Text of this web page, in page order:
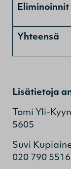
Eliminoinnit
Yhteensä
Lisätietoja
Tomi Yli-
5605
Suvi
020 790 5516